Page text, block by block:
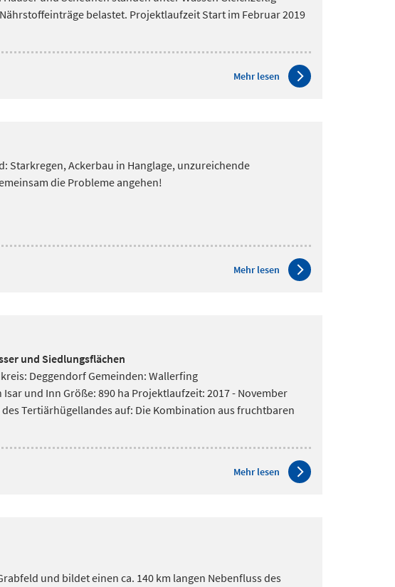
belastet. Projektlaufzeit Start im Februar 2019
Mehr lesen
Starkregen, Ackerbau in Hanglage, unzureichende
die Probleme angehen!
Mehr lesen
und Siedlungsflächen
Deggendorf Gemeinden: Wallerfing
und Inn Größe: 890 ha Projektlaufzeit: 2017 - November
Tertiärhügellandes auf: Die Kombination aus fruchtbaren
Mehr lesen
und bildet einen ca. 140 km langen Nebenfluss des